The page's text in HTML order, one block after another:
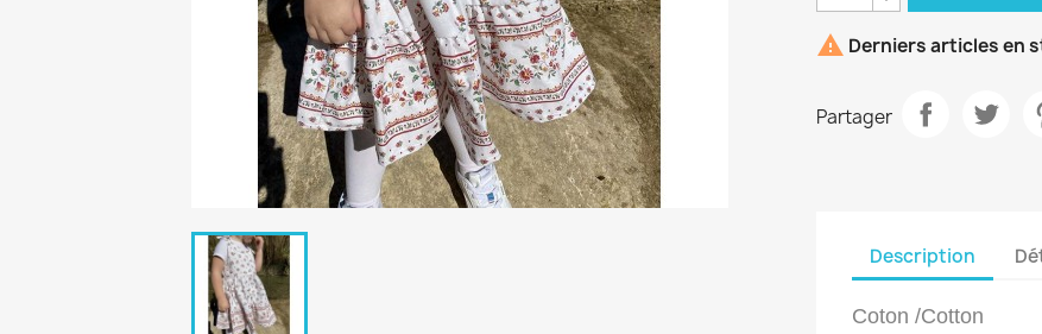
 Derniers articles en
Partager
Description
Coton /Cotton